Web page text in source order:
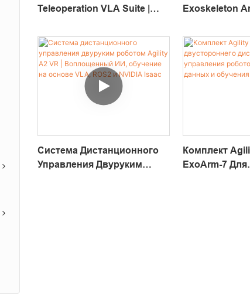
Teleoperation VLA Suite |
Роботизированная
Платформа "лидер-
Последователь" Для
Исследований В Области
Воплощенного
Искусственного
Роботов И Быстрой
Проверки Концепции.
Exoskeleton
Двуручного
Управления
Проверки
Система Дистанционного
Управления Двуруким
Комплект
ExoArm-7 Для